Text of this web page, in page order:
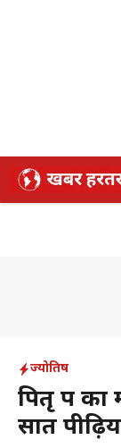
Skip
ज्योतिष
पितृ पक्ष
सात